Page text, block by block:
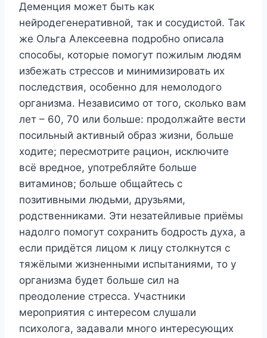
Деменция может быть как
нейродегенеративной, так и сосудистой. Так
же Ольга Алексеевна подробно описала
способы, которые помогут пожилым людям
избежать стрессов и минимизировать их
последствия, особенно для немолодого
организма. Независимо от того, сколько вам
лет – 60, 70 или больше: продолжайте вести
посильный активный образ жизни, больше
ходите; пересмотрите рацион, исключите
всё вредное, употребляйте больше
витаминов; больше общайтесь с
позитивными людьми, друзьями,
родственниками. Эти незатейливые приёмы
надолго помогут сохранить бодрость духа, а
если придётся лицом к лицу столкнутся с
тяжёлыми жизненными испытаниями, то у
организма будет больше сил на
преодоление стресса. Участники
мероприятия с интересом слушали
психолога, задавали много интересующих